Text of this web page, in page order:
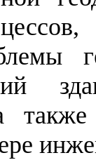
также